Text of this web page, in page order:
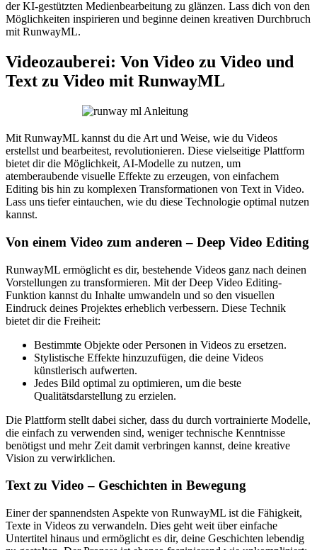
der KI-gestützten Medienbearbeitung zu glänzen. Lass dich von den
Möglichkeiten inspirieren und beginne deinen kreativen Durchbruch
mit RunwayML.
Videozauberei: Von Video zu Video und
Text zu Video mit RunwayML
Mit RunwayML kannst du die Art und Weise, wie du Videos
erstellst und bearbeitest, revolutionieren. Diese vielseitige Plattform
bietet dir die Möglichkeit, AI-Modelle zu nutzen, um
atemberaubende visuelle Effekte zu erzeugen, von einfachem
Editing bis hin zu komplexen Transformationen von Text in Video.
Lass uns tiefer eintauchen, wie du diese Technologie optimal nutzen
kannst.
Von einem Video zum anderen – Deep Video Editing
RunwayML ermöglicht es dir, bestehende Videos ganz nach deinen
Vorstellungen zu transformieren. Mit der Deep Video Editing-
Funktion kannst du Inhalte umwandeln und so den visuellen
Eindruck deines Projektes erheblich verbessern. Diese Technik
bietet dir die Freiheit:
Bestimmte Objekte oder Personen in Videos zu ersetzen.
Stylistische Effekte hinzuzufügen, die deine Videos
künstlerisch aufwerten.
Jedes Bild optimal zu optimieren, um die beste
Qualitätsdarstellung zu erzielen.
Die Plattform stellt dabei sicher, dass du durch vortrainierte Modelle,
die einfach zu verwenden sind, weniger technische Kenntnisse
benötigst und mehr Zeit damit verbringen kannst, deine kreative
Vision zu verwirklichen.
Text zu Video – Geschichten in Bewegung
Einer der spannendsten Aspekte von RunwayML ist die Fähigkeit,
Texte in Videos zu verwandeln. Dies geht weit über einfache
Untertitel hinaus und ermöglicht es dir, deine Geschichten lebendig